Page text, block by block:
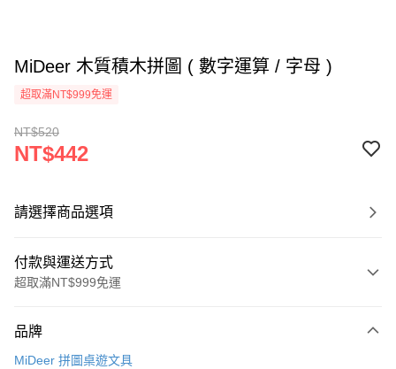
MiDeer 木質積木拼圖 ( 數字運算 / 字母 )
超取滿NT$999免運
NT$520
NT$442
請選擇商品選項
付款與運送方式
超取滿NT$999免運
信用卡一次付款
品牌
MiDeer 拼圖桌遊文具